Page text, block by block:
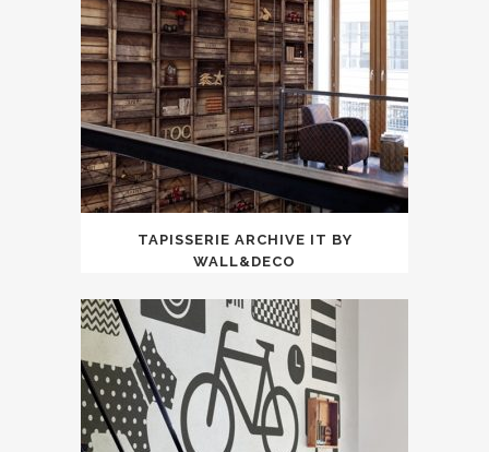
TAPISSERIE ARCHIVE IT BY
WALL&DECO